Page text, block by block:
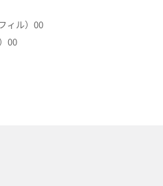
ィル）00
00